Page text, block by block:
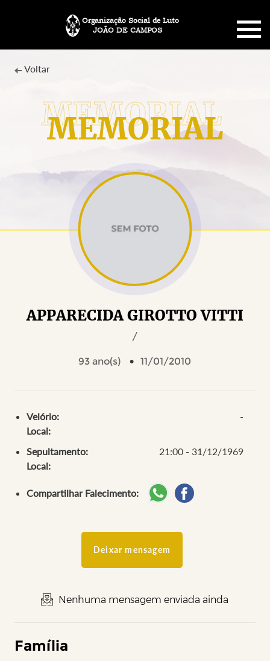
JOÃO DE CAMPOS
Organização Social de Luto
SOBRE NÓS
PLANO FUNERÁRIO
MENSAGENS
MEMORIAL
Voltar
APPARECIDA GIROTTO VITTI
/
93 ano(s) 11/01/2010
Velório:
-
Local:
Sepultamento:
21:00 - 31/12/1969
Local:
Compartilhar Falecimento:
Deixar mensagem
Nenhuma mensagem enviada ainda
Família